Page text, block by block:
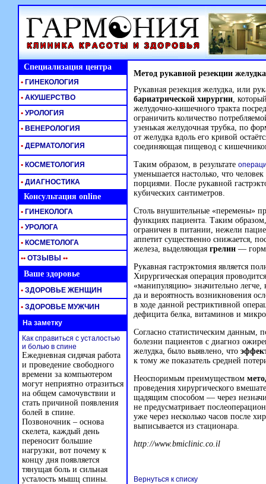
Специализация центра Метод рукавной резекции желудка
Рукавная резекция желудка, или
бариатрической хирургии,
желудочно-кишечного тракта
ограничить количество
узенькая желудочная трубка, по
от желудка вдоль его кривой
соединяющая пищевод с
Таким образом, в результате
уменьшается настолько, что
порциями. После рукавной
кубических сантиметров.
Столь внушительные «перемены»
функциях пациента. Таким
ограничен в питании, нежели
аппетит существенно снижается,
железа, выделяющая грелин —
Рукавная гастрэктомия является
Хирургическая операция
«манипуляцию» значительно
да и вероятность возникновения
в ходе данной рестриктивной
дефицита белка, витаминов и
Согласно статистическим данным,
болезни пациентов с диагноз
желудка, было выявлено, что
к тому же показатель средней
Неоспоримым преимуществом
проведения хирургического
щадящим способом — через
не предусматривает
уже через несколько часов после
выписывается из стационара.
http://www.bmiclinic.co.il
Вернуться к списку
• ГИНЕКОЛОГИЯ
• АКУШЕРСТВО
• УРОЛОГИЯ
• ВЕНЕРОЛОГИЯ
• ДЕРМАТОЛОГИЯ
• КОСМЕТОЛОГИЯ
• ДИАГНОСТИКА
Консультация online
• ГИНЕКОЛОГА
• УРОЛОГА
• КОСМЕТОЛОГА
•• ОТЗЫВЫ ••
Ваше здоровье
• ЗДОРОВЬЕ ЖЕНЩИН
• ЗДОРОВЬЕ МУЖЧИН
На заметку
Как справиться с усталостью
и болью в спине
Ежедневная сидячая работа
и проведение свободного
времени за компьютером
могут неприятно отразиться
на общем самочувствии и
стать причиной появления
болей в спине.
Позвоночник – основа
скелета, каждый день
переносит большие
нагрузки, вот почему к
концу дня появляется
тянущая боль и сильная
усталость мышц спины.